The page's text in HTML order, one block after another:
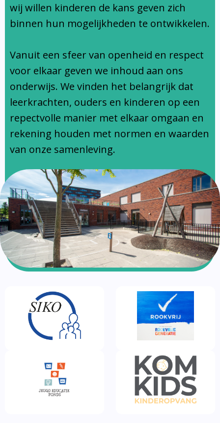
Ondersteuningsprofiel
wij willen kinderen de kans geven zich
binnen hun mogelijkheden te ontwikkelen.
Vanuit een sfeer van openheid en respect
voor elkaar geven we inhoud aan ons
onderwijs. We vinden het belangrijk dat
leerkrachten, ouders en kinderen op een
repectvolle manier met elkaar omgaan en
rekening houden met normen en waarden
van onze samenleving.